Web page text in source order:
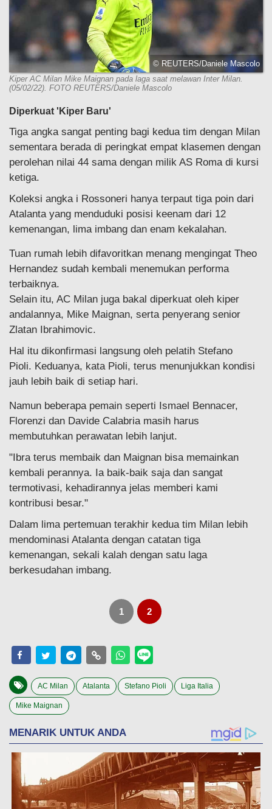
© REUTERS/Daniele Mascolo
Kiper AC Milan Mike Maignan pada laga saat melawan Inter Milan.
(05/02/22). FOTO REUTERS/Daniele Mascolo
Diperkuat 'Kiper Baru'
Tiga angka sangat penting bagi kedua tim dengan Milan
sementara berada di peringkat empat klasemen dengan
perolehan nilai 44 sama dengan milik AS Roma di kursi
ketiga.
Koleksi angka i Rossoneri hanya terpaut tiga poin dari
Atalanta yang menduduki posisi keenam dari 12
kemenangan, lima imbang dan enam kekalahan.
Tuan rumah lebih difavoritkan menang mengingat Theo
Hernandez sudah kembali menemukan performa
terbaiknya.
Selain itu, AC Milan juga bakal diperkuat oleh kiper
andalannya, Mike Maignan, serta penyerang senior
Zlatan Ibrahimovic.
Hal itu dikonfirmasi langsung oleh pelatih Stefano
Pioli. Keduanya, kata Pioli, terus menunjukkan kondisi
jauh lebih baik di setiap hari.
Namun beberapa pemain seperti Ismael Bennacer,
Florenzi dan Davide Calabria masih harus
membutuhkan perawatan lebih lanjut.
"Ibra terus membaik dan Maignan bisa memainkan
kembali perannya. Ia baik-baik saja dan sangat
termotivasi, kehadirannya jelas memberi kami
kontribusi besar."
Dalam lima pertemuan terakhir kedua tim Milan lebih
mendominasi Atalanta dengan catatan tiga
kemenangan, sekali kalah dengan satu laga
berkesudahan imbang.
1 2
AC Milan Atalanta Stefano Pioli Liga Italia
Mike Maignan